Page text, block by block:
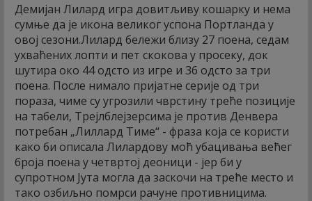
Демијан Лилард игра довитљиву кошарку и нема
сумње да је икона великог успона Портланда у
овој сезони.Лилард бележи близу 27 поена, седам
ухваћених лопти и пет скокова у просеку, док
шутира око 44 одсто из игре и 36 одсто за три
поена. После нимало пријатне серије од три
пораза, чиме су угрозили чврстину треће позиције
на табели, Трејлблејзерсима је против Денвера
потребан „Лиллард Тиме“ - фраза која се користи
како би описала Лилардову моћ убацивања већег
броја поена у четвртој деоници - јер би у
супротном Јута могла да заскочи на треће место и
тако озбиљно помрси рачуне противницима.